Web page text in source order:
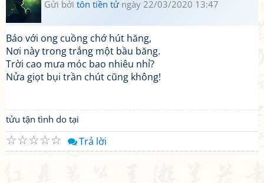
Gửi bởi tôn tiền tửngày 22/03/2020 13:47
Báo với ong cuồng chớ hút hăng,
Nơi này trong trắng một bầu băng.
Trời cao mưa móc bao nhiêu nhỉ?
Nửa giọt bụi trần chút cũng không!
tửu tận tình do tại
☆
☆
☆
☆
☆ Trả lời